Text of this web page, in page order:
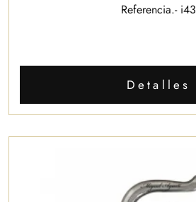
Referencia.- i43
Detalles